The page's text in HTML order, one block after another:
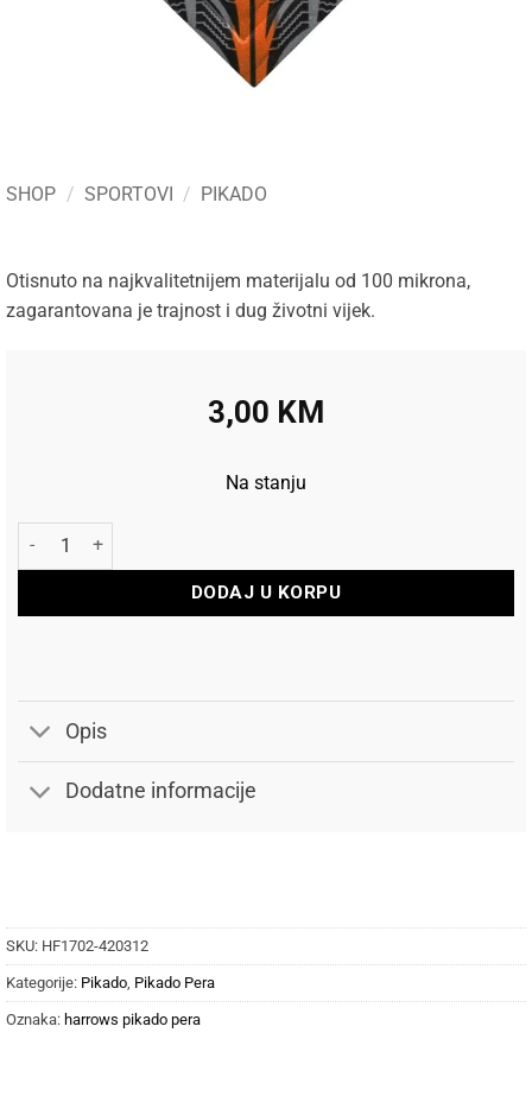
SHOP / SPORTOVI / PIKADO
Otisnuto na najkvalitetnijem materijalu od 100 mikrona,
zagarantovana je trajnost i dug životni vijek.
3,00 KM
Na stanju
Harrows Pikado Pera Supergrip Orange količina
DODAJ U KORPU
Opis
Dodatne informacije
SKU: HF1702-420312
Kategorije: Pikado, Pikado Pera
Oznaka: harrows pikado pera